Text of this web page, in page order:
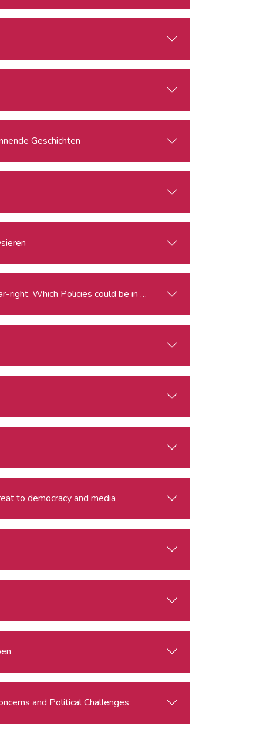
Geschichten
Elections for the European Parliament and the Rise of the Far-right. Which Policies could be in Peril?
to democracy and media
and Political Challenges